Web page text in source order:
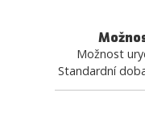
Možnost
Standardní